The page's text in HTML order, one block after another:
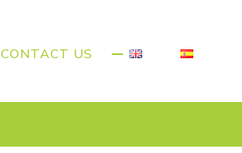
CONTACT US